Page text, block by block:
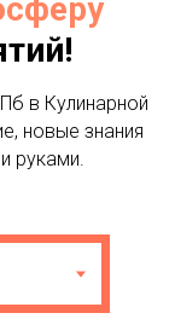
в Кулинарной
новые знания
руками.